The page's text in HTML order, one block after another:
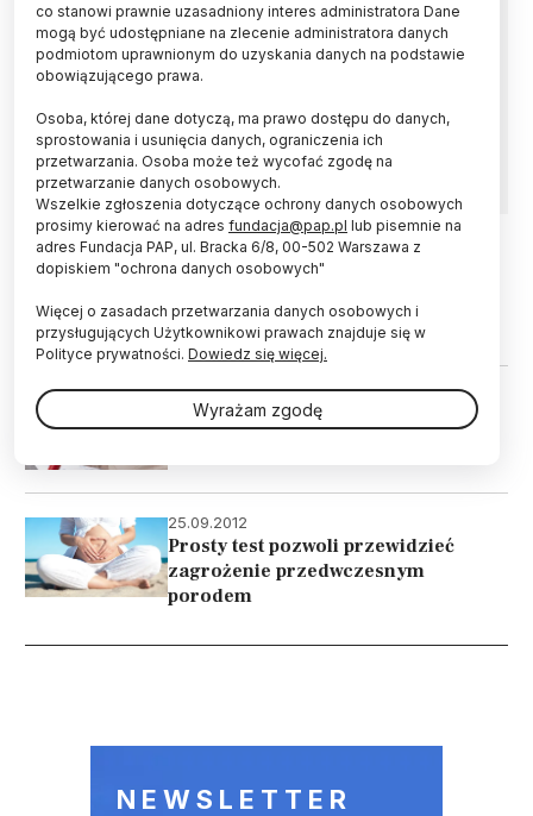
Żucie gumy bez cukru zmniejsza ryzyko
przedwczesnego porodu i niskiej wagi
urodzeniowej dziecka - sugerują wyniki 10-
podczas wirtualnego dorocznego zjazdu
Society for Maternal-Fetal Medicine (SMFM).
ŚWIAT 21.05.2021
Powstało urządzenie, które pozwala
przewidzieć przedwczesny poród
17.05.2014
Badanie krwi pozwala przewidzieć
25.09.2012
Prosty test pozwoli przewidzieć
zagrożenie przedwczesnym
porodem
NEWSLETTER
co stanowi prawnie uzasadniony interes administratora Dane
mogą być udostępniane na zlecenie administratora danych
podmiotom uprawnionym do uzyskania danych na podstawie
obowiązującego prawa.
Osoba, której dane dotyczą, ma prawo dostępu do danych,
sprostowania i usunięcia danych, ograniczenia ich
przetwarzania. Osoba może też wycofać zgodę na
przetwarzanie danych osobowych.
Wszelkie zgłoszenia dotyczące ochrony danych osobowych
prosimy kierować na adres fundacja@pap.pl lub pisemnie na
adres Fundacja PAP, ul. Bracka 6/8, 00-502 Warszawa z
dopiskiem "ochrona danych osobowych"
Więcej o zasadach przetwarzania danych osobowych i
przysługujących Użytkownikowi prawach znajduje się w
Polityce prywatności. Dowiedz się więcej.
Wyrażam zgodę